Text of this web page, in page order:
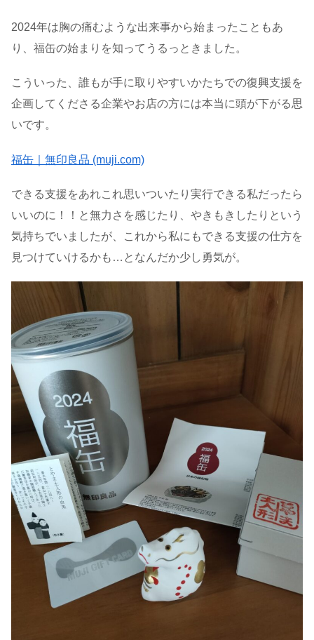
2024年は胸の痛むような出来事から始まったこともあ
り、福缶の始まりを知ってうるっときました。
こういった、誰もが手に取りやすいかたちでの復興支援を
企画してくださる企業やお店の方には本当に頭が下がる思
いです。
福缶｜無印良品 (muji.com)
できる支援をあれこれ思いついたり実行できる私だったら
いいのに！！と無力さを感じたり、やきもきしたりという
気持ちでいましたが、これから私にもできる支援の仕方を
見つけていけるかも…となんだか少し勇気が。